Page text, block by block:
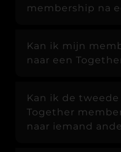
membership na
Kan ik mijn
naar een
Kan ik de
Together
naar iemand